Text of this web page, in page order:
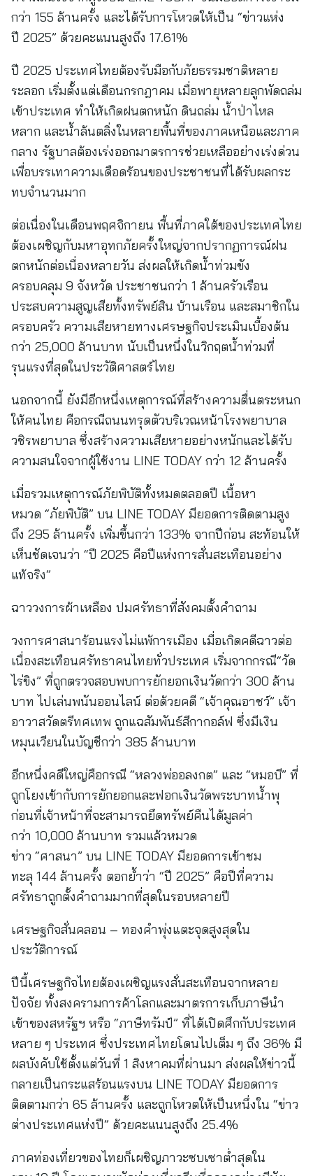
กว่า 155 ล้านครั้ง และได้รับการโหวตให้เป็น “ข่าวแห่ง
ปี 2025” ด้วยคะแนนสูงถึง 17.61%
ปี 2025 ประเทศไทยต้องรับมือกับภัยธรรมชาติหลาย
ระลอก เริ่มตั้งแต่เดือนกรกฎาคม เมื่อพายุหลายลูกพัดถล่ม
เข้าประเทศ ทำให้เกิดฝนตกหนัก ดินถล่ม น้ำป่าไหล
หลาก และน้ำล้นตลิ่งในหลายพื้นที่ของภาคเหนือและภาค
กลาง รัฐบาลต้องเร่งออกมาตรการช่วยเหลืออย่างเร่งด่วน
เพื่อบรรเทาความเดือดร้อนของประชาชนที่ได้รับผลกระ
ทบจำนวนมาก
ต่อเนื่องในเดือนพฤศจิกายน พื้นที่ภาคใต้ของประเทศไทย
ต้องเผชิญกับมหาอุทกภัยครั้งใหญ่จากปรากฏการณ์ฝน
ตกหนักต่อเนื่องหลายวัน ส่งผลให้เกิดน้ำท่วมขัง
ครอบคลุม 9 จังหวัด ประชาชนกว่า 1 ล้านครัวเรือน
ประสบความสูญเสียทั้งทรัพย์สิน บ้านเรือน และสมาชิกใน
ครอบครัว ความเสียหายทางเศรษฐกิจประเมินเบื้องต้น
กว่า 25,000 ล้านบาท นับเป็นหนึ่งในวิกฤตน้ำท่วมที่
รุนแรงที่สุดในประวัติศาสตร์ไทย
นอกจากนี้ ยังมีอีกหนึ่งเหตุการณ์ที่สร้างความตื่นตระหนก
ให้คนไทย คือกรณีถนนทรุดตัวบริเวณหน้าโรงพยาบาล
วชิรพยาบาล ซึ่งสร้างความเสียหายอย่างหนักและได้รับ
ความสนใจจากผู้ใช้งาน LINE TODAY กว่า 12 ล้านครั้ง
เมื่อรวมเหตุการณ์ภัยพิบัติทั้งหมดตลอดปี เนื้อหา
หมวด “ภัยพิบัติ” บน LINE TODAY มียอดการติดตามสูง
ถึง 295 ล้านครั้ง เพิ่มขึ้นกว่า 133% จากปีก่อน สะท้อนให้
เห็นชัดเจนว่า “ปี 2025 คือปีแห่งการสั่นสะเทือนอย่าง
แท้จริง”
ฉาววงการผ้าเหลือง ปมศรัทธาที่สังคมตั้งคำถาม
วงการศาสนาร้อนแรงไม่แพ้การเมือง เมื่อเกิดคดีฉาวต่อ
เนื่องสะเทือนศรัทธาคนไทยทั่วประเทศ เริ่มจากกรณี“วัด
ไร่ขิง” ที่ถูกตรวจสอบพบการยักยอกเงินวัดกว่า 300 ล้าน
บาท ไปเล่นพนันออนไลน์ ต่อด้วยคดี “เจ้าคุณอาชว์” เจ้า
อาวาสวัดตรีทศเทพ ถูกแฉสัมพันธ์สีกากอล์ฟ ซึ่งมีเงิน
หมุนเวียนในบัญชีกว่า 385 ล้านบาท
อีกหนึ่งคดีใหญ่คือกรณี “หลวงพ่ออลงกต” และ “หมอบี” ที่
ถูกโยงเข้ากับการยักยอกและฟอกเงินวัดพระบาทน้ำพุ
ก่อนที่เจ้าหน้าที่จะสามารถยึดทรัพย์คืนได้มูลค่า
กว่า 10,000 ล้านบาท รวมแล้วหมวด
ข่าว “ศาสนา” บน LINE TODAY มียอดการเข้าชม
ทะลุ 144 ล้านครั้ง ตอกย้ำว่า “ปี 2025” คือปีที่ความ
ศรัทธาถูกตั้งคำถามมากที่สุดในรอบหลายปี
เศรษฐกิจสั่นคลอน – ทองคำพุ่งแตะจุดสูงสุดใน
ประวัติการณ์
ปีนี้เศรษฐกิจไทยต้องเผชิญแรงสั่นสะเทือนจากหลาย
ปัจจัย ทั้งสงครามการค้าโลกและมาตรการเก็บภาษีนำ
เข้าของสหรัฐฯ หรือ “ภาษีทรัมป์” ที่ได้เปิดศึกกับประเทศ
หลาย ๆ ประเทศ ซึ่งประเทศไทยโดนไปเต็ม ๆ ถึง 36% มี
ผลบังคับใช้ตั้งแต่วันที่ 1 สิงหาคมที่ผ่านมา ส่งผลให้ข่าวนี้
กลายเป็นกระแสร้อนแรงบน LINE TODAY มียอดการ
ติดตามกว่า 65 ล้านครั้ง และถูกโหวตให้เป็นหนึ่งใน “ข่าว
ต่างประเทศแห่งปี” ด้วยคะแนนสูงถึง 25.4%
ภาคท่องเที่ยวของไทยก็เผชิญภาวะซบเซาต่ำสุดใน